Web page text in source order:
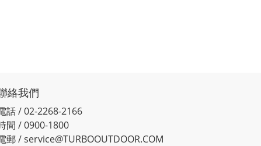
絡我們
話 / 02-2268-2166
間 / 0900-1800
郵 / service@TURBOOUTDOOR.COM